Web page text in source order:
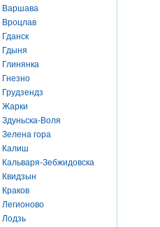
Варшава
Вроцлав
Гданск
Гдыня
Глинянка
Гнезно
Грудзендз
Жарки
Здуньска-Воля
Зелена гора
Калиш
Кальваря-Зебжидовска
Квидзын
Краков
Легионово
Лодзь